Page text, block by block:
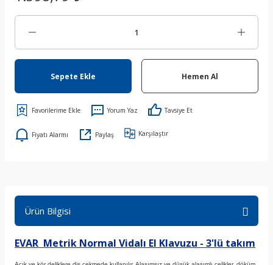
Sepete Ekle Hemen Al
Yorum Yaz Tavsiye Et
Fiyatı Alarmı Paylaş Karşılaştır
Ürün Bilgisi
EVAR Metrik Normal Vidalı El Klavuzu - 3'lü takım